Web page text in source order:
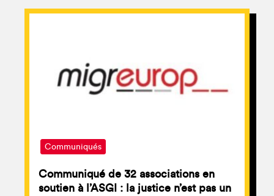
Communiqués
Communiqué de 32 associations en
soutien à l’ASGI : la justice n’est pas un